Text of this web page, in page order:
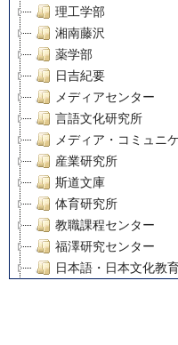
理工学部
湘南藤沢
薬学部
日吉紀要
メディアセンター
言語文化研究所
メディア・コミュニ
産業研究所
斯道文庫
体育研究所
教職課程センター
福澤研究センター
日本語・日本文化教